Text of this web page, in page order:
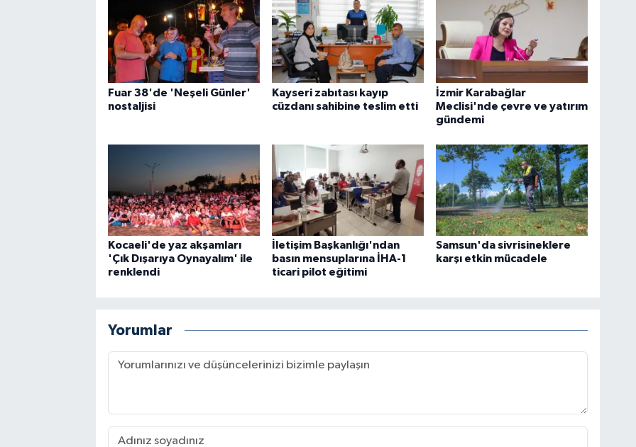
Fuar 38'de 'Neşeli Günler'
nostaljisi
Kayseri zabıtası kayıp
cüzdanı sahibine teslim etti
İzmir Karabağlar
Meclisi'nde çevre ve yatırım
gündemi
Kocaeli'de yaz akşamları
'Çık Dışarıya Oynayalım' ile
renklendi
İletişim Başkanlığı'ndan
basın mensuplarına İHA-1
ticari pilot eğitimi
Samsun'da sivrisineklere
karşı etkin mücadele
Yorumlar